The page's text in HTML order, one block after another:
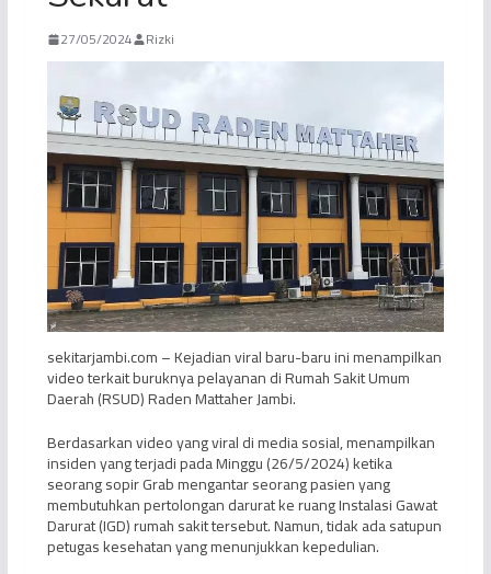
27/05/2024 Rizki
sekitarjambi.com – Kejadian viral baru-baru ini menampilkan
video terkait buruknya pelayanan di Rumah Sakit Umum
Daerah (RSUD) Raden Mattaher Jambi.
Berdasarkan video yang viral di media sosial, menampilkan
insiden yang terjadi pada Minggu (26/5/2024) ketika
seorang sopir Grab mengantar seorang pasien yang
membutuhkan pertolongan darurat ke ruang Instalasi Gawat
Darurat (IGD) rumah sakit tersebut. Namun, tidak ada satupun
petugas kesehatan yang menunjukkan kepedulian.